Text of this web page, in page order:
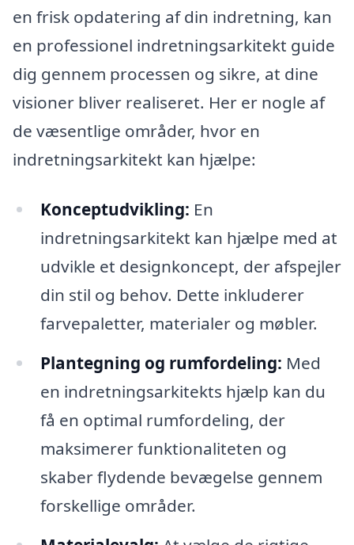
en frisk opdatering af din indretning, kan
en professionel indretningsarkitekt guide
dig gennem processen og sikre, at dine
visioner bliver realiseret. Her er nogle af
de væsentlige områder, hvor en
indretningsarkitekt kan hjælpe:
Konceptudvikling: En
indretningsarkitekt kan hjælpe med at
udvikle et designkoncept, der afspejler
din stil og behov. Dette inkluderer
farvepaletter, materialer og møbler.
Plantegning og rumfordeling: Med
en indretningsarkitekts hjælp kan du
få en optimal rumfordeling, der
maksimerer funktionaliteten og
skaber flydende bevægelse gennem
forskellige områder.